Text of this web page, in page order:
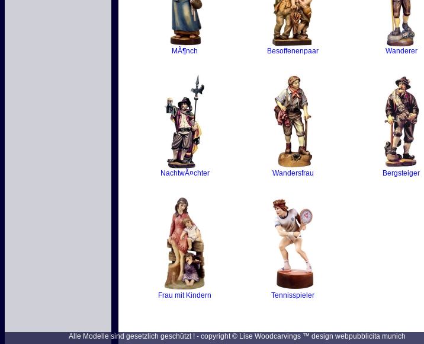
MÃ¶nch Besoffenenpaar Wanderer
NachtwÃ¤chter Wandersfrau Bergsteiger
Frau mit Kindern Tennisspieler
Alle Modelle sind gesetzlich geschützt ! - copyright © Lise Woodcarvings ™ design webpubblicita munich